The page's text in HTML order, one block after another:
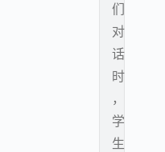
们
对
话
时
，
学
生